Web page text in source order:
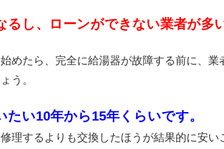
るし、ローンができない業者が多
めたら、完全に給湯器が故障する前に、業
う。
い10年から15年くらいです。
理するよりも交換したほうが結果的に安い